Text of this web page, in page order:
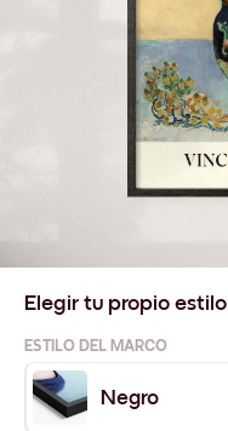
Elegir tu propio estilo
ESTILO DEL MARCO
Negro